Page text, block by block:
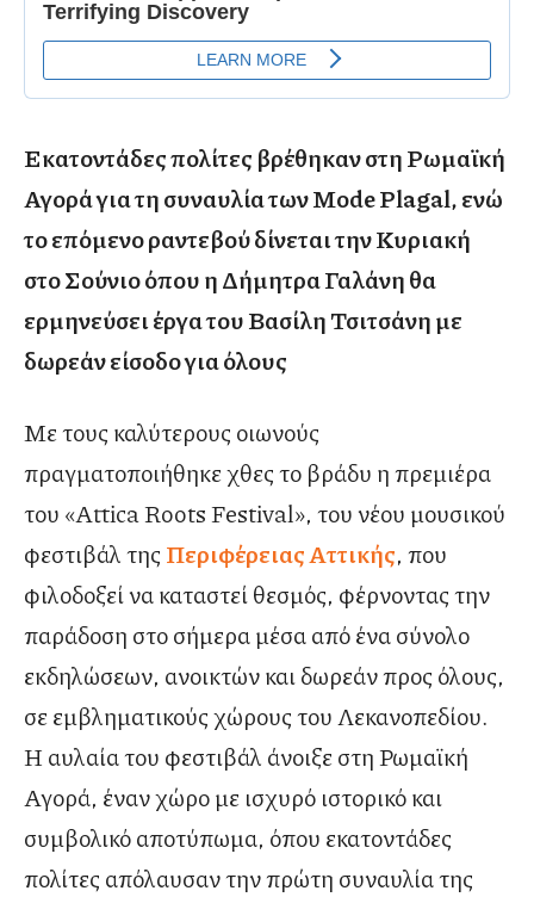
Εκατοντάδες πολίτες βρέθηκαν στη Ρωμαϊκή
Αγορά για τη συναυλία των Mode Plagal, ενώ
το επόμενο ραντεβού δίνεται την Κυριακή
στο Σούνιο όπου η Δήμητρα Γαλάνη θα
ερμηνεύσει έργα του Βασίλη Τσιτσάνη με
δωρεάν είσοδο για όλους
Με τους καλύτερους οιωνούς
πραγματοποιήθηκε χθες το βράδυ η πρεμιέρα
του «Attica Roots Festival», του νέου μουσικού
φεστιβάλ της Περιφέρειας Αττικής, που
φιλοδοξεί να καταστεί θεσμός, φέρνοντας την
παράδοση στο σήμερα μέσα από ένα σύνολο
εκδηλώσεων, ανοικτών και δωρεάν προς όλους,
σε εμβληματικούς χώρους του Λεκανοπεδίου.
Η αυλαία του φεστιβάλ άνοιξε στη Ρωμαϊκή
Αγορά, έναν χώρο με ισχυρό ιστορικό και
συμβολικό αποτύπωμα, όπου εκατοντάδες
πολίτες απόλαυσαν την πρώτη συναυλία της